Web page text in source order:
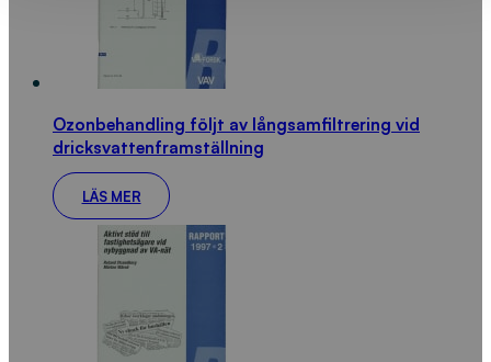
Ozonbehandling följt av långsamfiltrering vid
dricksvattenframställning
LÄS MER